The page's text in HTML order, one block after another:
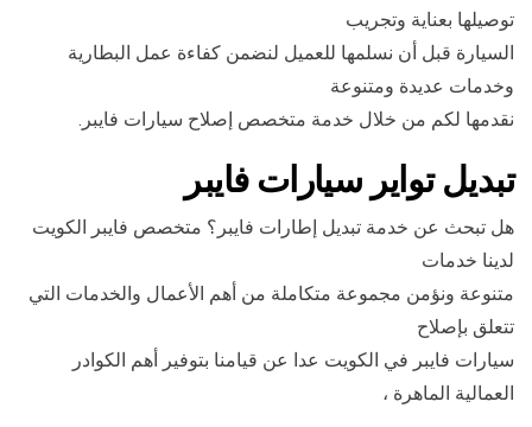
توصيلها بعناية وتجريب
السيارة قبل أن نسلمها للعميل لنضمن كفاءة عمل البطارية
وخدمات عديدة ومتنوعة
نقدمها لكم من خلال خدمة متخصص إصلاح سيارات فايبر.
تبديل تواير سيارات فايبر
هل تبحث عن خدمة تبديل إطارات فايبر؟ متخصص فايبر الكويت
لدينا خدمات
متنوعة ونؤمن مجموعة متكاملة من أهم الأعمال والخدمات التي
تتعلق بإصلاح
سيارات فايبر في الكويت عدا عن قيامنا بتوفير أهم الكوادر
العمالية الماهرة ،